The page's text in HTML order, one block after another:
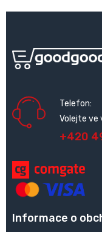
Telefon:
Volejte ve
+420
Informace o